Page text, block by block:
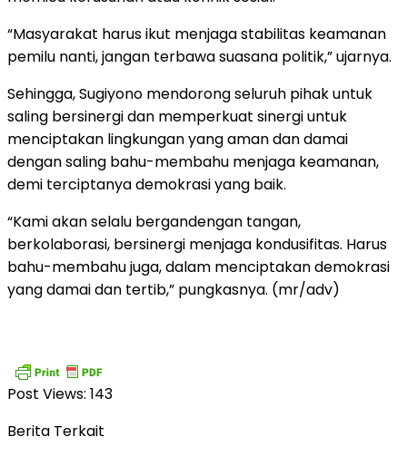
“Masyarakat harus ikut menjaga stabilitas keamanan
pemilu nanti, jangan terbawa suasana politik,” ujarnya.
Sehingga, Sugiyono mendorong seluruh pihak untuk
saling bersinergi dan memperkuat sinergi untuk
menciptakan lingkungan yang aman dan damai
dengan saling bahu-membahu menjaga keamanan,
demi terciptanya demokrasi yang baik.
“Kami akan selalu bergandengan tangan,
berkolaborasi, bersinergi menjaga kondusifitas. Harus
bahu-membahu juga, dalam menciptakan demokrasi
yang damai dan tertib,” pungkasnya. (mr/adv)
Post Views: 143
Berita Terkait